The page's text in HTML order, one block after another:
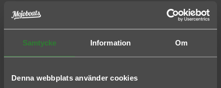
Samtycke Information Om
Denna webbplats använder cookies
Ranger Boats
Tracker Boats